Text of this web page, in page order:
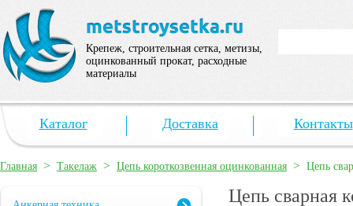
Крепеж, строительная сетка, метизы,
оцинкованный прокат, расходные
материалы
Каталог Доставка Контакты
Главная > Такелаж > Цепь короткозвенная оцинкованная > Цепь
Цепь сварная